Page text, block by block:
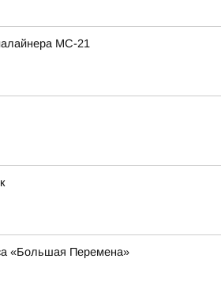
МС-21
«Большая Перемена»